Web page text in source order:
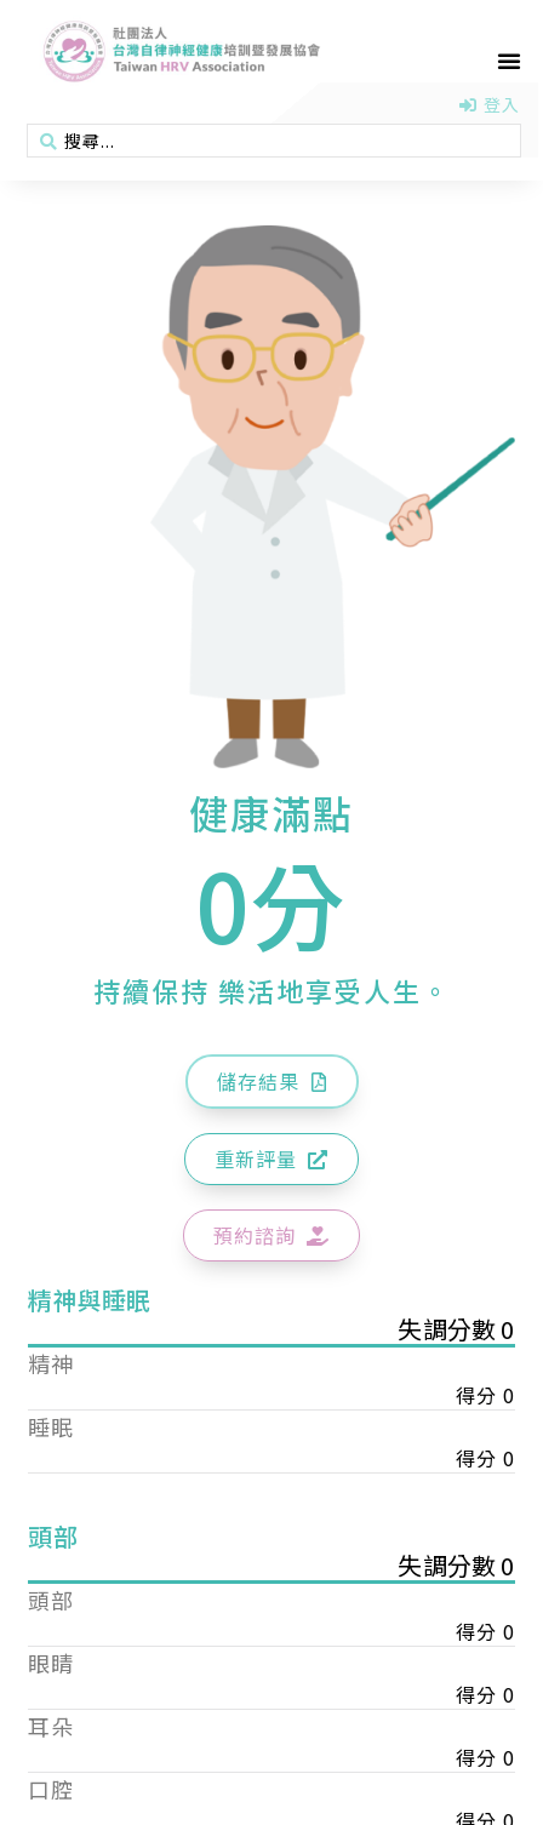
登入
健康滿點
0分
持續保持 樂活地享受人生。
儲存結果
重新評量
預約諮詢
精神與睡眠
失調分數 0
精神
得分 0
睡眠
得分 0
頭部
失調分數 0
頭部
得分 0
眼睛
得分 0
耳朵
得分 0
口腔